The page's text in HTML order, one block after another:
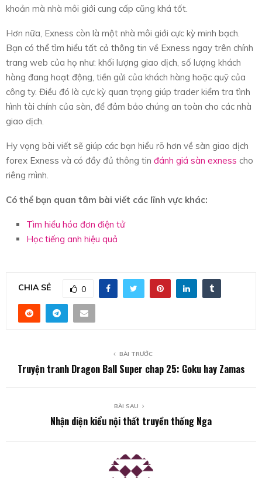
khoản mà nhà môi giới cung cấp cũng khá tốt.
Hơn nữa, Exness còn là một nhà môi giới cực kỳ minh bạch.
Bạn có thể tìm hiểu tất cả thông tin về Exness ngay trên chính
trang web của họ như: khối lượng giao dịch, số lượng khách
hàng đang hoạt động, tiền gửi của khách hàng hoặc quỹ của
công ty. Điều đó là cực kỳ quan trọng giúp trader kiểm tra tình
hình tài chính của sàn, để đảm bảo chúng an toàn cho các nhà
giao dịch.
Hy vọng bài viết sẽ giúp các bạn hiểu rõ hơn về sàn giao dịch
forex Exness và có đầy đủ thông tin đánh giá sàn exness cho
riêng mình.
Có thể bạn quan tâm bài viết các lĩnh vực khác:
Tìm hiểu hóa đơn điện tử
Học tiếng anh hiệu quả
CHIA SẺ 0
BÀI TRƯỚC
Truyện tranh Dragon Ball Super chap 25: Goku hay Zamas
BÀI SAU
Nhận diện kiểu nội thất truyền thống Nga